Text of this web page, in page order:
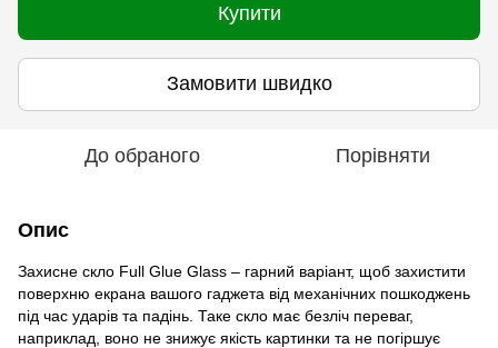
Купити
Замовити швидко
До обраного Порівняти
Опис
Захисне скло Full Glue Glass – гарний варіант, щоб захистити
поверхню екрана вашого гаджета від механічних пошкоджень
під час ударів та падінь. Таке скло має безліч переваг,
наприклад, воно не знижує якість картинки та не погіршує